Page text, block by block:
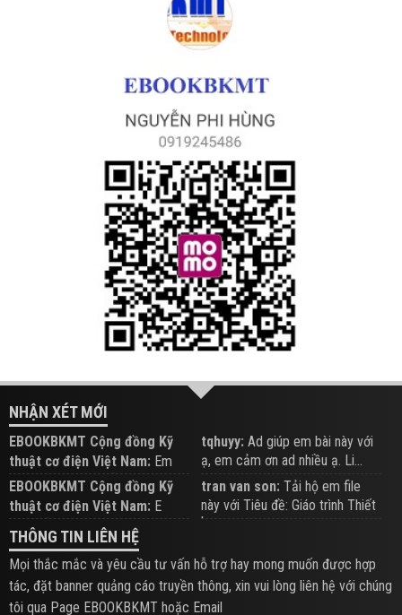
NHẬN XÉT MỚI
EBOOKBKMT Cộng đồng Kỹ
thuật cơ điện Việt Nam: Em
đăng trên Group hỗ trợ nhé
tqhuyy: Ad giúp em bài này với
ạ, em cảm ơn ad nhiều ạ. Li...
EBOOKBKMT Cộng đồng Kỹ
thuật cơ điện Việt Nam: E
xem hỗ trợ trên Group
tran van son: Tải hộ em file
này với Tiêu đề: Giáo trình Thiết
b...
THÔNG TIN LIÊN HỆ
Mọi thắc mắc và yêu cầu tư vấn hỗ trợ hay mong muốn được hợp
tác, đặt banner quảng cáo truyền thông, xin vui lòng liên hệ với chúng
tôi qua Page EBOOKBKMT hoặc Email